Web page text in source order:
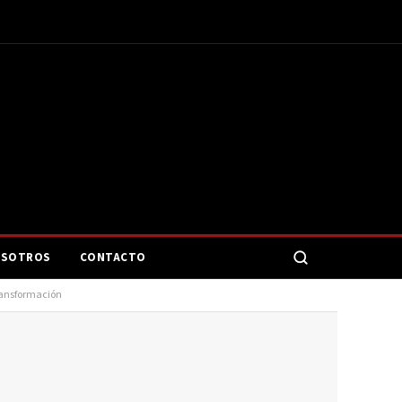
CONTACTO